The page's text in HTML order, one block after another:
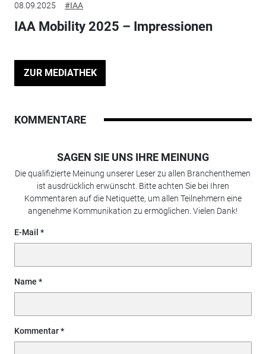
08.09.2025 #IAA
IAA Mobility 2025 – Impressionen
ZUR MEDIATHEK
KOMMENTARE
SAGEN SIE UNS IHRE MEINUNG
Die qualifizierte Meinung unserer Leser zu allen Branchenthemen
ist ausdrücklich erwünscht. Bitte achten Sie bei Ihren
Kommentaren auf die Netiquette, um allen Teilnehmern eine
angenehme Kommunikation zu ermöglichen. Vielen Dank!
E-Mail
Name
Kommentar